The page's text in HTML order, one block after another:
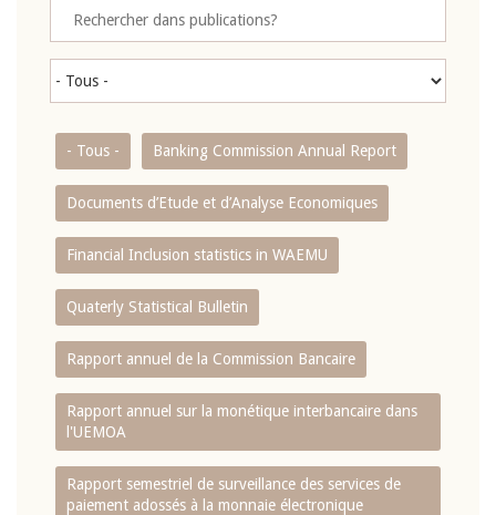
- Tous - Banking Commission Annual Report
Documents d’Etude et d’Analyse Economiques
Financial Inclusion statistics in WAEMU
Quaterly Statistical Bulletin
Rapport annuel de la Commission Bancaire
Rapport annuel sur la monétique interbancaire dans
l'UEMOA
Rapport semestriel de surveillance des services de
paiement adossés à la monnaie électronique